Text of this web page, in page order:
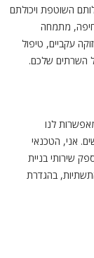
השוטפת ויכולתם
מתמחה
עקביים, טיפול
השרתים שלכם.
לנו
אני, הטכנאי
שירותי בניית
בהגדרת